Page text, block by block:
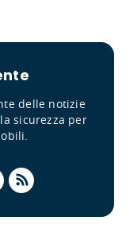
delle notizie
sicurezza per